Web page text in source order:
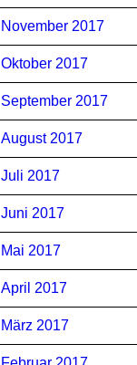
November 2017
Oktober 2017
September 2017
August 2017
Juli 2017
Juni 2017
Mai 2017
April 2017
März 2017